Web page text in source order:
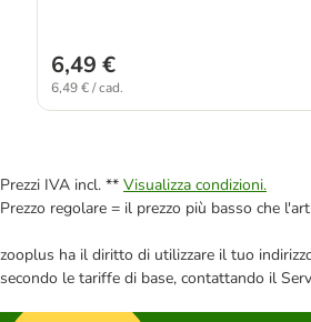
6,49 €
6,49 € / cad.
Prezzi IVA incl. ** Visualizza condizioni.
Prezzo regolare = il prezzo più basso che
zooplus ha il diritto di utilizzare il tuo
secondo le tariffe di base, contattando il